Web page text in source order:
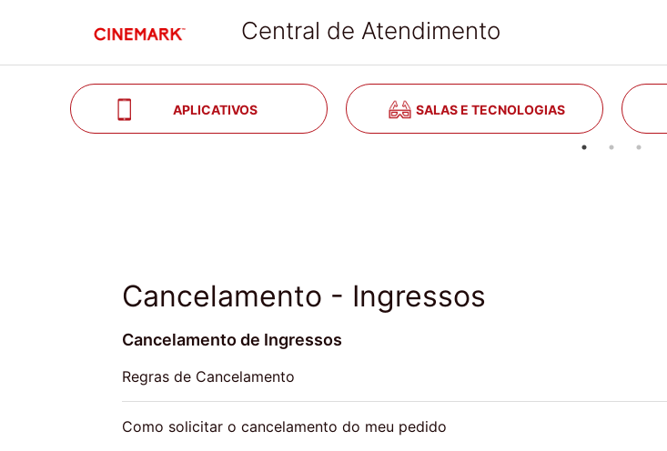
Central de Atendimento
APLICATIVOS SALAS E TECNOLOGIAS
Cancelamento - Ingressos
Cancelamento de Ingressos
Regras de Cancelamento
Como solicitar o cancelamento do meu pedido